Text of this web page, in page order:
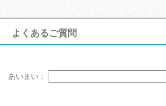
よくあるご質問
あいまい：